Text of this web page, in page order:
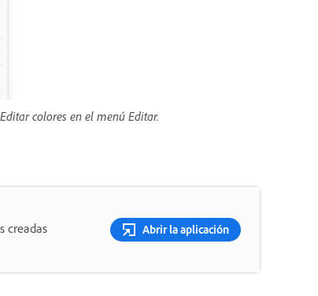
colores en el menú Editar.
creadas
Abrir la aplicación